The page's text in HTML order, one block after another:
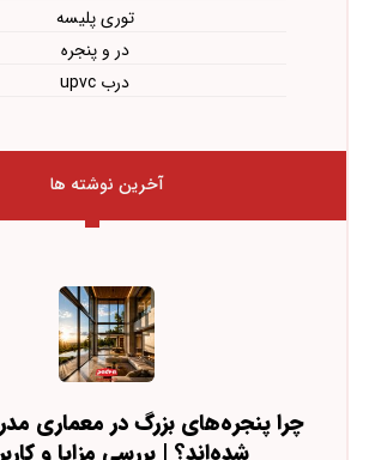
توری پلیسه
در و پنجره
درب upvc
آخرین نوشته ها
چرا پنجره‌های بزرگ در معماری
شده‌اند؟ | بررسی مزایا و